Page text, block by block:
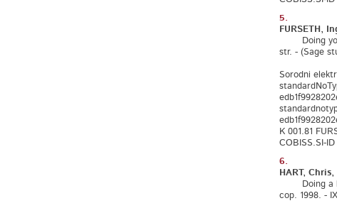
5.
FURSETH,
Doing your
str. - (Sage
Sorodni
K 001.81
COBISS.SI-ID
6.
HART, Chris,
Doing a
cop. 1998. -